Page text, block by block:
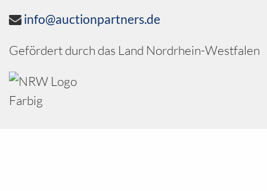
info@auctionpartners.de
Gefördert durch das Land Nordrhein-Westfalen